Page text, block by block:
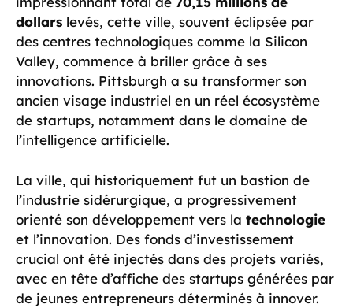
dollars levés, cette ville, souvent éclipsée par
des centres technologiques comme la Silicon
Valley, commence à briller grâce à ses
innovations. Pittsburgh a su transformer son
ancien visage industriel en un réel écosystème
de startups, notamment dans le domaine de
l’intelligence artificielle.
La ville, qui historiquement fut un bastion de
l’industrie sidérurgique, a progressivement
orienté son développement vers la technologie
et l’innovation. Des fonds d’investissement
crucial ont été injectés dans des projets variés,
avec en tête d’affiche des startups générées par
de jeunes entrepreneurs déterminés à innover.